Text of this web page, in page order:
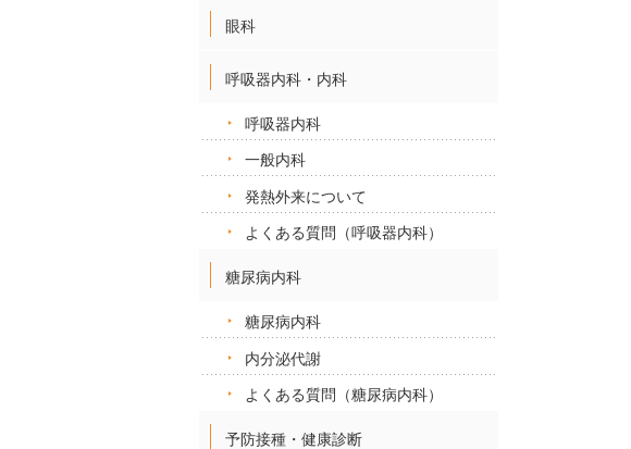
眼科
呼吸器内科・内科
呼吸器内科
一般内科
発熱外来について
よくある質問（呼吸器内科）
糖尿病内科
糖尿病内科
内分泌代謝
よくある質問（糖尿病内科）
予防接種・健康診断